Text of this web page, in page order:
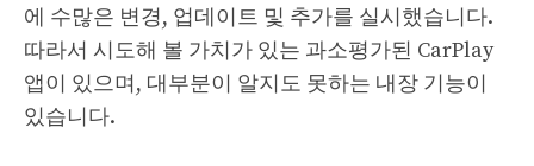
에 수많은 변경, 업데이트 및 추가를 실시했습니다.
따라서 시도해 볼 가치가 있는 과소평가된 CarPlay
앱이 있으며, 대부분이 알지도 못하는 내장 기능이
있습니다.